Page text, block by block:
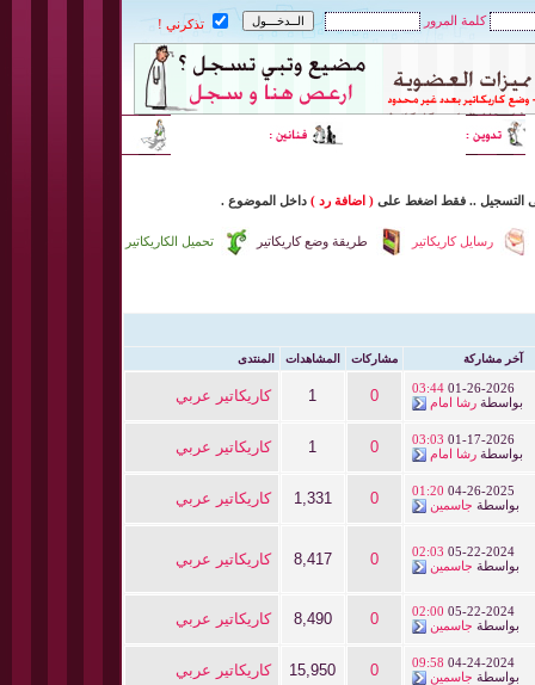
كلمة المرور تذكرني !
التسجيل .. فقط اضغط على ( اضافة رد ) داخل الموضوع .
تحميل الكاريكاتير طريقة وضع كاريكاتير رسايل كاريكاتير
آخر مشاركة مشاركات المشاهدات المنتدى
01-26-2026
03:44
بواسطةرشا امام 0
1 كاريكاتير عربي
01-17-2026
03:03
بواسطةرشا امام 0
1 كاريكاتير عربي
04-26-2025
01:20
بواسطة جاسمين 0
1,331 كاريكاتير عربي
05-22-2024
02:03
بواسطة جاسمين 0
8,417 كاريكاتير عربي
05-22-2024
02:00
بواسطة جاسمين 0
8,490 كاريكاتير عربي
04-24-2024
09:58
بواسطة جاسمين 0
15,950 كاريكاتير عربي